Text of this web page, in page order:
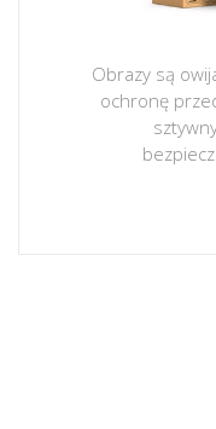
Obrazy są
ochronę